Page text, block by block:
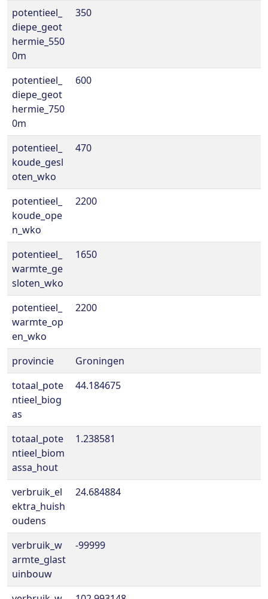
potentieel_
diepe_geot
hermie_550
0m
350
potentieel_
diepe_geot
hermie_750
0m
600
potentieel_
koude_gesl
oten_wko
470
potentieel_
koude_ope
n_wko
2200
potentieel_
warmte_ge
sloten_wko
1650
potentieel_
warmte_op
en_wko
2200
provincie
Groningen
totaal_pote
ntieel_biog
as
44.184675
totaal_pote
ntieel_biom
assa_hout
1.238581
verbruik_el
ektra_huish
oudens
24.684884
verbruik_w
armte_glast
uinbouw
-99999